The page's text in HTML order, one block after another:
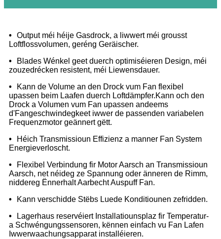
•
Output méi héije Gasdrock, a liwwert méi grousst
Loftflossvolumen, geréng Geräischer.
•
Blades Wénkel geet duerch optimiséieren Design, méi
zouzedrécken resistent, méi Liewensdauer.
•
Kann de Volume an den Drock vum Fan flexibel
upassen beim Laafen duerch Loftdämpfer.Kann och den
Drock a Volumen vum Fan upassen andeems
d'Fangeschwindegkeet iwwer de passenden variabelen
Frequenzmotor geännert gëtt.
•
Héich Transmissioun Effizienz a manner Fan System
Energieverloscht.
•
Flexibel Verbindung fir Motor Aarsch an Transmissioun
Aarsch, net néideg ze Spannung oder änneren de Rimm,
niddereg Ënnerhalt Aarbecht Auspuff Fan.
•
Kann verschidde Stëbs Luede Konditiounen zefridden.
•
Lagerhaus reservéiert Installatiounsplaz fir Temperatur-
a Schwéngungssensoren, kënnen einfach vu Fan Lafen
Iwwerwaachungsapparat installéieren.